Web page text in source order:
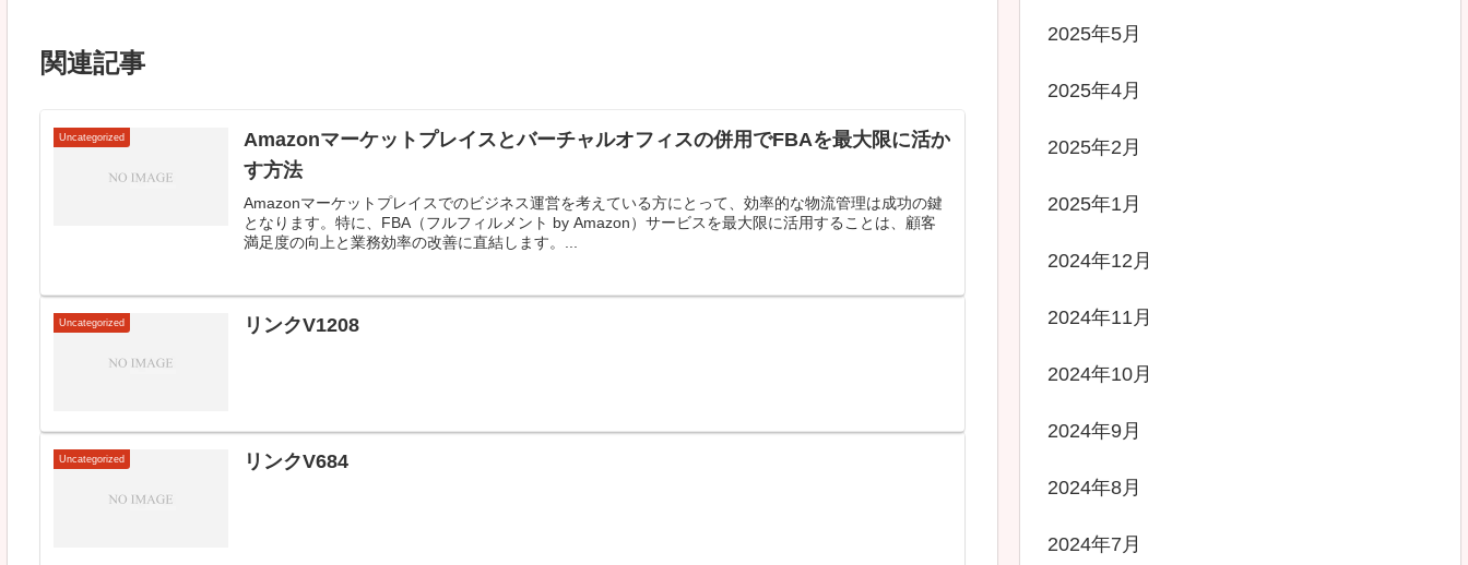
関連記事
Uncategorized
Amazonマーケットプレイスとバーチャルオフィスの併用でFBAを最大限に活か
す方法
Amazonマーケットプレイスでのビジネス運営を考えている方にとって、効率的な物流管理は成功の鍵
となります。特に、FBA（フルフィルメント by Amazon）サービスを最大限に活用することは、顧客
満足度の向上と業務効率の改善に直結します。...
Uncategorized リンクV1208
Uncategorized リンクV684
2025年5月
2025年4月
2025年2月
2025年1月
2024年12月
2024年11月
2024年10月
2024年9月
2024年8月
2024年7月